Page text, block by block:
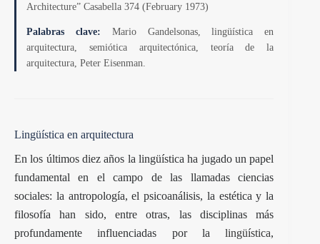
Architecture” Casabella 374 (February 1973)
Palabras clave: Mario Gandelsonas, lingüística en
arquitectura, semiótica arquitectónica, teoría de la
arquitectura, Peter Eisenman.
Lingüística en arquitectura
En los últimos diez años la lingüística ha jugado un papel
fundamental en el campo de las llamadas ciencias
sociales: la antropología, el psicoanálisis, la estética y la
filosofía han sido, entre otras, las disciplinas más
profundamente influenciadas por lalingüística,